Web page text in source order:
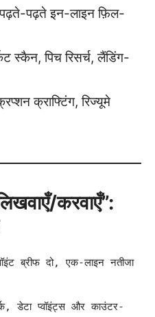
पढ़ते-पढ़ते इन-लाइन फ़िल-
स्कैन, पिच रिसर्च, लैंडिंग-
क्राफ्टिंग, रिज्यूमे
करवाएँ”:
ब्रीफ दो, एक-लाइन नतीजा
डेटा प्वॉइंट्स और काउंटर-